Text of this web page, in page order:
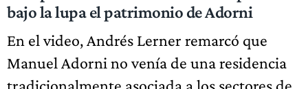
bajo la lupa el patrimonio de Adorni
En el video, Andrés Lerner remarcó que
Manuel Adorni no venía de una residencia
tradicionalmente asociada a los sectores de